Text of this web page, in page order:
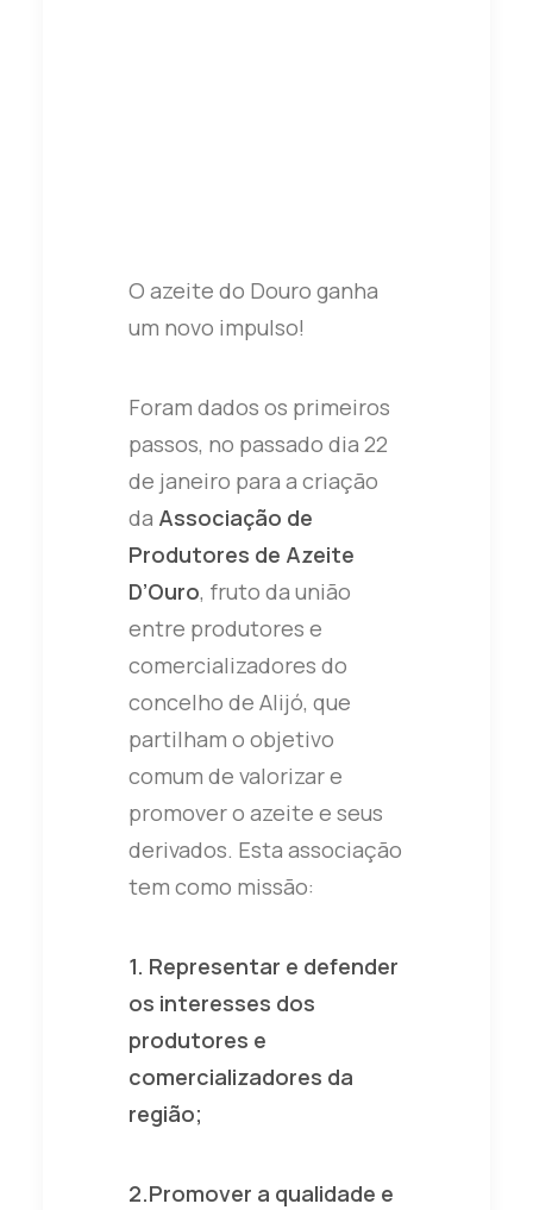
O azeite do Douro ganha
um novo impulso!
Foram dados os primeiros
passos, no passado dia 22
de janeiro para a criação
da Associação de
Produtores de Azeite
D’Ouro, fruto da união
entre produtores e
comercializadores do
concelho de Alijó, que
partilham o objetivo
comum de valorizar e
promover o azeite e seus
derivados. Esta associação
tem como missão:
1. Representar e defender
os interesses dos
produtores e
comercializadores da
região;
2.Promover a qualidade e